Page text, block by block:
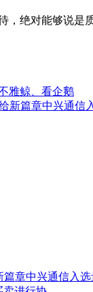
，绝对能够说是
雅鲸、看企鹅
新篇章中兴通信
章中兴通信入选